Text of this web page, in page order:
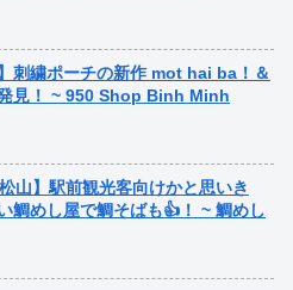
刺繍ポーチの新作 mot hai ba！＆
見！ ~ 950 Shop Binh Minh
山】駅前観光客向けかと思いき
鯛めし屋で鯛そばも👍！ ~ 鯛めし